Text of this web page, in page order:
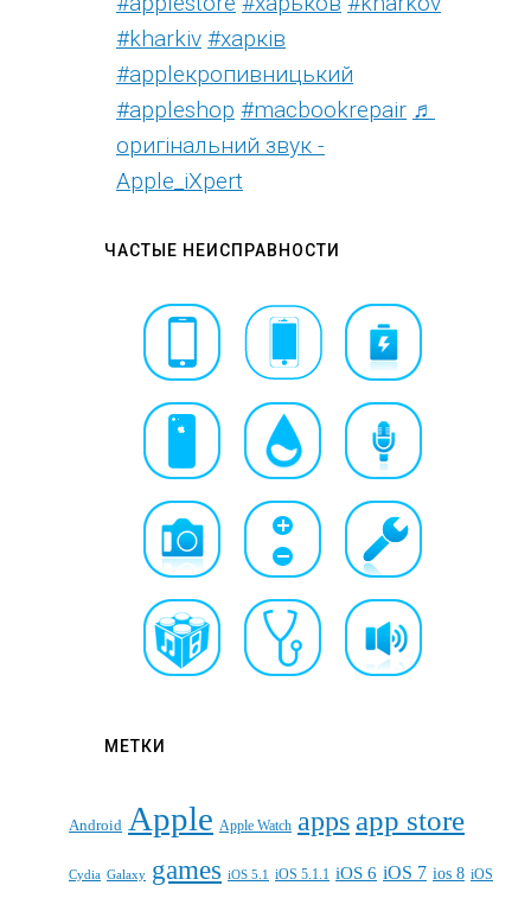
#kharkiv #харків
#appleкропивницький
#appleshop #macbookrepair ♬
оригінальний звук -
Apple_iXpert
ЧАСТЫЕ НЕИСПРАВНОСТИ
МЕТКИ
Android Apple Apple Watch apps app store
Cydia Galaxy games iOS 5.1 iOS 5.1.1 iOS 6 iOS 7 ios 8 iOS